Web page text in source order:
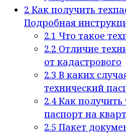
2 Как получить
Подробная
2.1 Что такое
2.2 Отличие
от кадастрового
2.3 В каких
технический
2.4Как получить
паспорт на
2.5 Пакет